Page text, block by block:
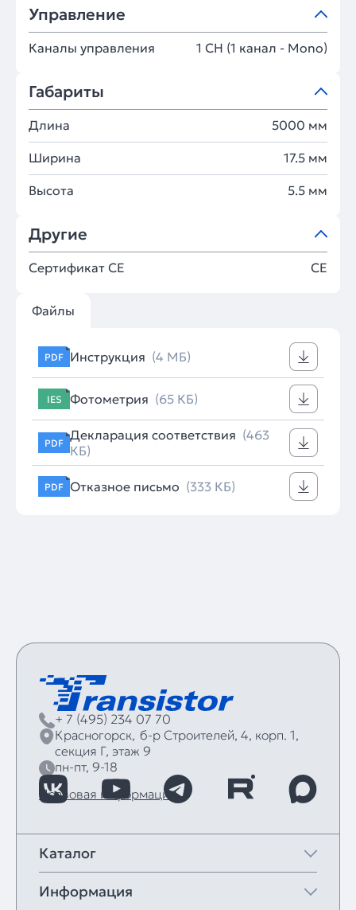
Управление
Каналы управления 1 CH (1 канал - Mono)
Габариты
Длина 5000 мм
Ширина 17.5 мм
Высота 5.5 мм
Другие
Сертификат CE CE
Файлы
PDF Инструкция (4 МБ)
IES Фотометрия (65 КБ)
PDF Декларация соответствия (463
КБ)
PDF Отказное письмо (333 КБ)
+ 7 (495) 234 07 70
Красногорск, б‑р Строителей, 4, корп. 1,
секция Г, этаж 9
пн-пт, 9-18
Правовая информация
Каталог
Информация